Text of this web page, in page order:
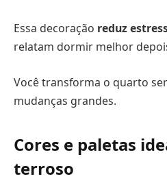
Essa decoração reduz
relatam dormir melhor
Você transforma o quarto
mudanças grandes.
Cores e paletas
terroso